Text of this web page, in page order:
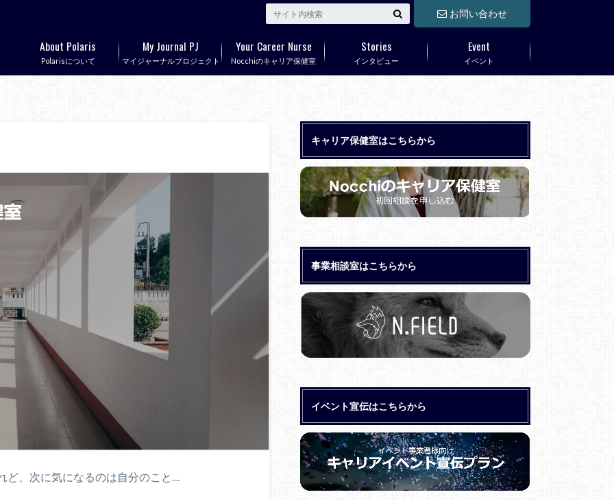
お問い合わせ
Polarisについて
About Polaris
マイジャーナルプロジェクト
My Journal PJ
Nocchiのキャリア保健室
Your Career Nurse
インタビュー
Stories
イベント
Event
ど、次に気になるのは自分のこと…
キャリア保健室はこちらから
事業相談室はこちらから
イベント宣伝はこちらから